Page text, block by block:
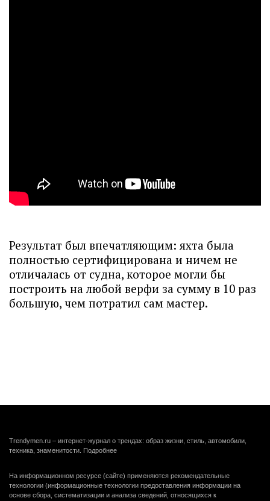
Результат был впечатляющим: яхта была
полностью сертифицирована и ничем не
отличалась от судна, которое могли бы
построить на любой верфи за сумму в 10 раз
большую, чем потратил сам мастер.
Trendymen.ru – интернет-журнал о трендах: образ жизни, стиль, автомобили,
техника, знаменитости. Подробнее
На информационном ресурсе (сайте) применяются рекомендательные
технологии (информационные технологии предоставления информации на
основе сбора, систематизации и анализа сведений, относящихся к